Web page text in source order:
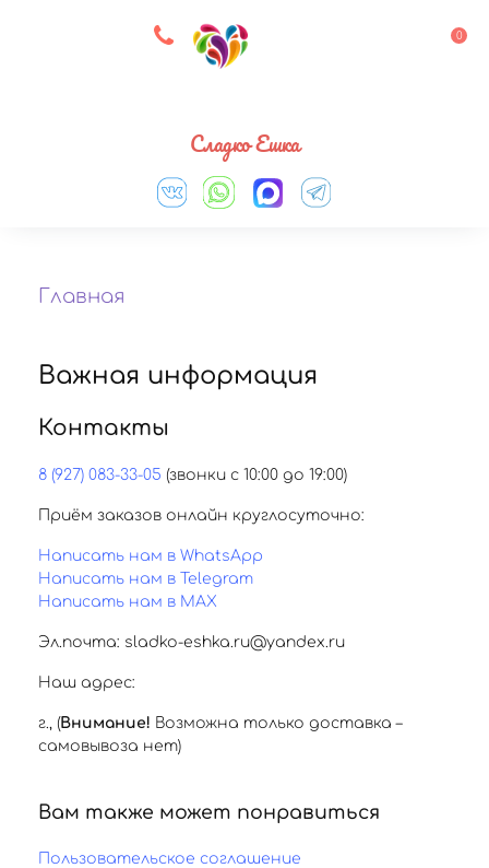
8 927 083 33 05 0
Сладко Ешка
Главная
Важная информация
Контакты
8 (927) 083-33-05 (звонки с 10:00 до 19:00)
Приём заказов онлайн круглосуточно:
Написать нам в WhatsApp
Написать нам в Telegram
Написать нам в MAX
Эл.почта: sladko-eshka.ru@yandex.ru
Наш адрес:
г. , (Внимание! Возможна только доставка –
самовывоза нет)
Вам также может понравиться
Пользовательское соглашение